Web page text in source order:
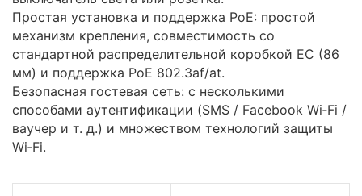
Простая установка и поддержка PoE: простой
механизм крепления, совместимость со
стандартной распределительной коробкой ЕС (86
мм) и поддержка PoE 802.3af/at.
Безопасная гостевая сеть: с несколькими
способами аутентификации (SMS / Facebook Wi‑Fi /
ваучер и т. д.) и множеством технологий защиты
Wi‑Fi.